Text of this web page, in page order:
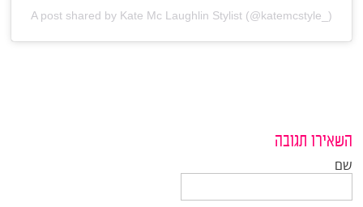
A post shared by Kate Mc Laughlin Stylist (@katemcstyle_)
השאירו תגובה
שם